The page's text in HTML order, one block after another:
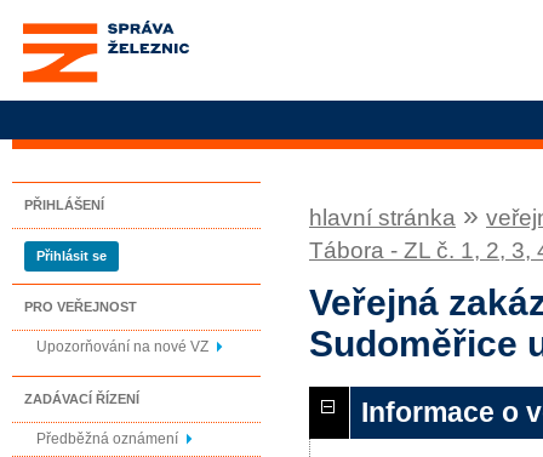
Správa železnic, státní
organizace
PŘIHLÁŠENÍ
Přihlásit se
PRO VEŘEJNOST
Upozorňování na nové VZ
ZADÁVACÍ ŘÍZENÍ
Předběžná oznámení
hlavní stránka »
Tábora - ZL č. 1, 2, 3,
Veřejná
Sudoměřice
Informace o